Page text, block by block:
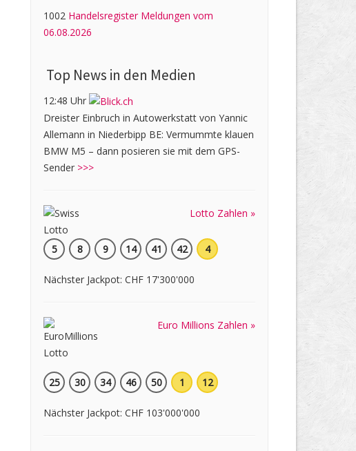
1002 Handelsregister Meldungen vom
06.08.2026
Top News in den Medien
12:48 Uhr
Dreister Einbruch in Autowerkstatt von Yannic
Allemann in Niederbipp BE: Vermummte klauen
BMW M5 – dann posieren sie mit dem GPS-
Sender >>>
Lotto Zahlen »
5 8 9 14 41 42 4
Nächster Jackpot: CHF 17'300'000
Euro Millions Zahlen »
25 30 34 46 50 1 12
Nächster Jackpot: CHF 103'000'000